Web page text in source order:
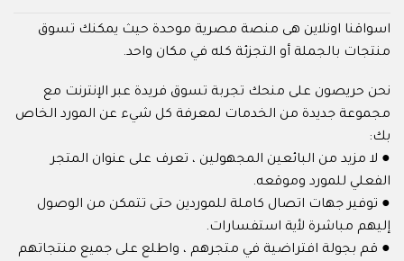
اسواقنا اونلاين هى منصة مصرية موحدة حيث يمكنك تسوق
منتجات بالجملة أو التجزئة كله في مكان واحد.
نحن حريصون على منحك تجربة تسوق فريدة عبر الإنترنت مع
مجموعة جديدة من الخدمات لمعرفة كل شيء عن المورد الخاص
بك:
● لا مزيد من البائعين المجهولين ، تعرف على عنوان المتجر
الفعلي للمورد وموقعه.
● توفير جهات اتصال كاملة للموردين حتى تتمكن من الوصول
إليهم مباشرة لأية استفسارات.
● قم بجولة افتراضية في متجرهم ، واطلع على جميع منتجاتهم